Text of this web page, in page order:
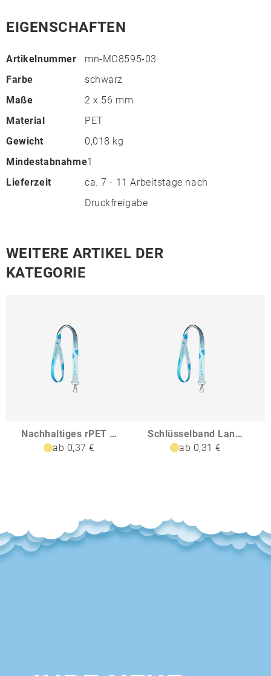
EIGENSCHAFTEN
Artikelnummer
mn-MO8595-03
Farbe
schwarz
Maße
2 x 56 mm
Material
PET
Gewicht
0,018 kg
Mindestabnahme1
Lieferzeit
ca. 7 - 11 Arbeitstage nach
Druckfreigabe
WEITERE ARTIKEL DER
KATEGORIE
Nachhaltiges rPET Basic Schlüsselband Lanyard
ab 0,37 €
Schlüsselband Lanyard
ab 0,31 €